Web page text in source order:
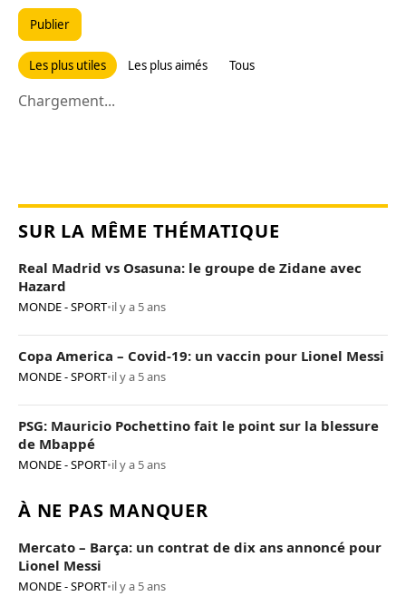
Publier
Les plus utiles Les plus aimés Tous
Chargement...
SUR LA MÊME THÉMATIQUE
Real Madrid vs Osasuna: le groupe de Zidane avec
Hazard
MONDE - SPORT•il y a 5 ans
Copa America – Covid-19: un vaccin pour Lionel Messi
MONDE - SPORT•il y a 5 ans
PSG: Mauricio Pochettino fait le point sur la blessure
de Mbappé
MONDE - SPORT•il y a 5 ans
À NE PAS MANQUER
Mercato – Barça: un contrat de dix ans annoncé pour
Lionel Messi
MONDE - SPORT•il y a 5 ans